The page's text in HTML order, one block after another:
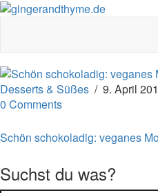
Desserts & Süßes / 9. April
0 Comments
Schön schokoladig: veganes
Suchst du was?